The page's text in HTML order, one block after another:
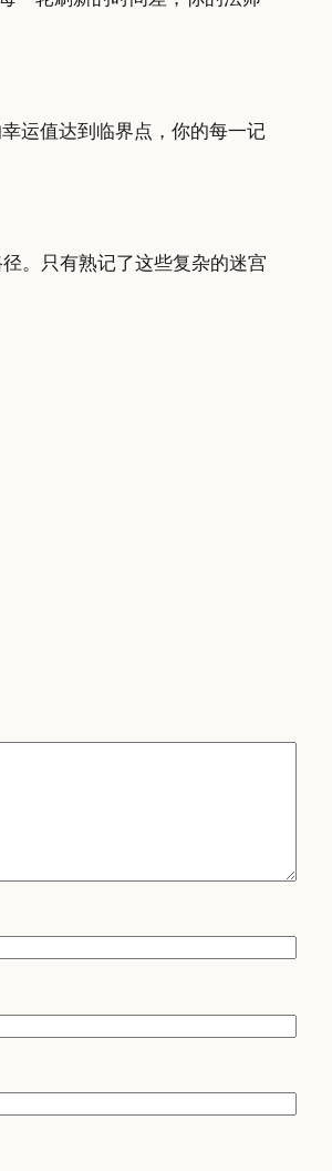
运值达到临界点，你的每一记
。只有熟记了这些复杂的迷宫